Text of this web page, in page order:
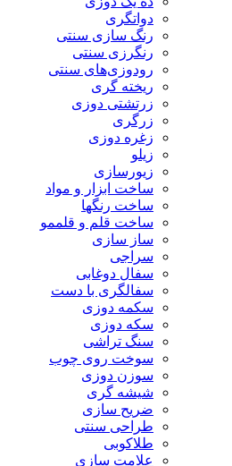
دواتگری
رنگ سازی سنتی
رنگرزی سنتی
رودوزی‌های سنتی
ریخته گری
زرتشتی دوزی
زرگری
زغره دوزی
زیلو
زیورسازی
ساخت ابزار و مواد
ساخت رنگها
ساخت قلم و قلممو
ساز سازی
سراجی
سفال دوغابی
سفالگری با دست
سکمه دوزی
سکه دوزی
سنگ تراشی
سوخت روی چوب
سوزن دوزی
شیشه گری
ضریح سازی
طراحی سنتی
طلاکوبی
علامت سازی